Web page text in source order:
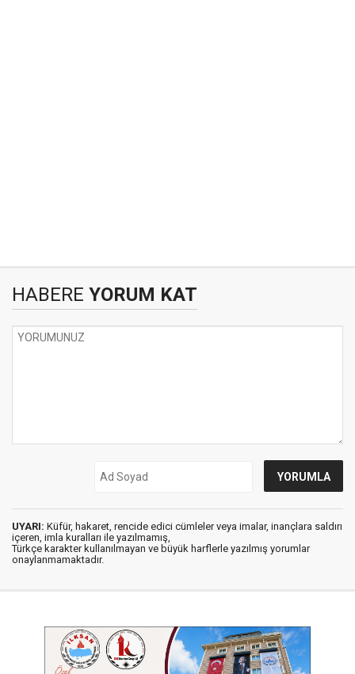
HABERE YORUM KAT
UYARI: Küfür, hakaret, rencide edici cümleler veya imalar, inançlara saldırı
içeren, imla kuralları ile yazılmamış,
Türkçe karakter kullanılmayan ve büyük harflerle yazılmış yorumlar
onaylanmamaktadır.